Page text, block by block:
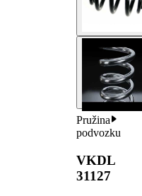
Pružina
podvozku
VKDL
31127